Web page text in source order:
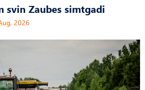
svin Zaubes simtgadi
2026